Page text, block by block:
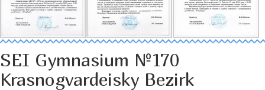
SEI Gymnasium №170
Krasnogvardeisky Bezirk